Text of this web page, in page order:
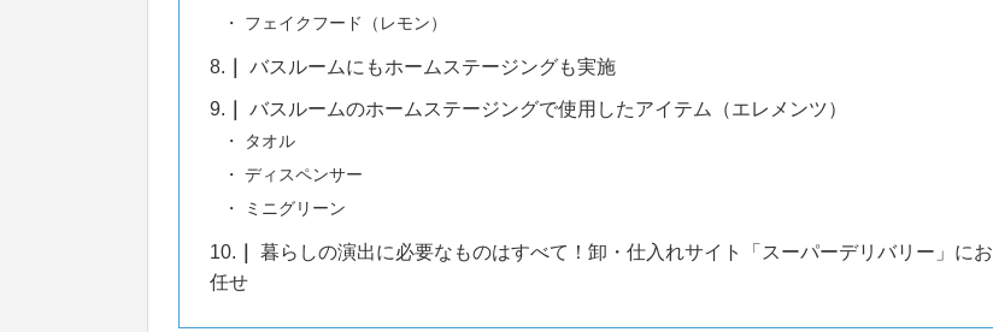
フェイクフード（レモン）
8. バスルームにもホームステージングも実施
9. バスルームのホームステージングで使用したアイテム（エレメンツ）
タオル
ディスペンサー
ミニグリーン
10.
暮らしの演出に必要なものはすべて！卸・仕入れサイト「スーパーデリバリー」にお
任せ